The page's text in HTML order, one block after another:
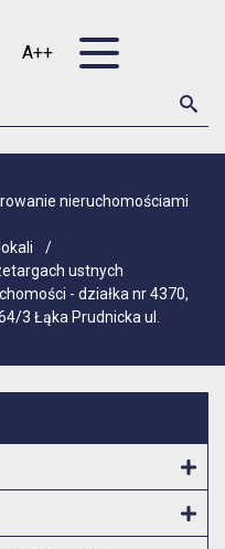
średnia
A++
Czcionka duża
nieruchomościami
/
ustnych
- działka nr 4370,
3 Łąka Prudnicka ul.